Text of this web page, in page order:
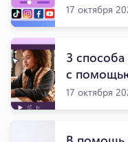
17 октября
3
с
17 октября